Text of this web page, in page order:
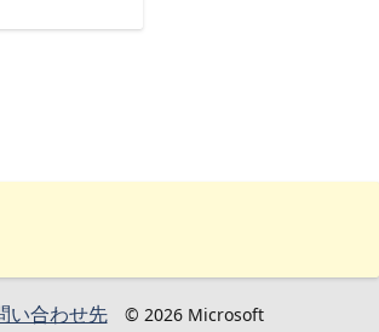
い合わせ先
© 2026 Microsoft